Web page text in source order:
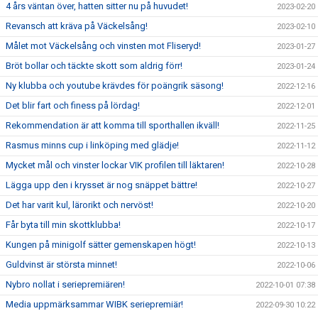
4 års väntan över, hatten sitter nu på huvudet! 2023-02-20
Revansch att kräva på Väckelsång! 2023-02-10
Målet mot Väckelsång och vinsten mot Fliseryd! 2023-01-27
Bröt bollar och täckte skott som aldrig förr! 2023-01-24
Ny klubba och youtube krävdes för poängrik säsong! 2022-12-16
Det blir fart och finess på lördag! 2022-12-01
Rekommendation är att komma till sporthallen ikväll! 2022-11-25
Rasmus minns cup i linköping med glädje! 2022-11-12
Mycket mål och vinster lockar VIK profilen till läktaren! 2022-10-28
Lägga upp den i krysset är nog snäppet bättre! 2022-10-27
Det har varit kul, lärorikt och nervöst! 2022-10-20
Får byta till min skottklubba! 2022-10-17
Kungen på minigolf sätter gemenskapen högt! 2022-10-13
Guldvinst är största minnet! 2022-10-06
Nybro nollat i seriepremiären! 2022-10-01 07:38
Media uppmärksammar WIBK seriepremiär! 2022-09-30 10:22